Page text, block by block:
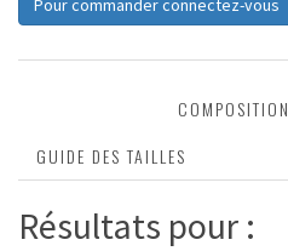
Pour commander connectez-vous
COMPOSITION
GUIDE DES TAILLES
Résultats pour :